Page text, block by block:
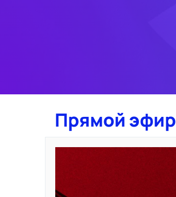
Прямой эфир